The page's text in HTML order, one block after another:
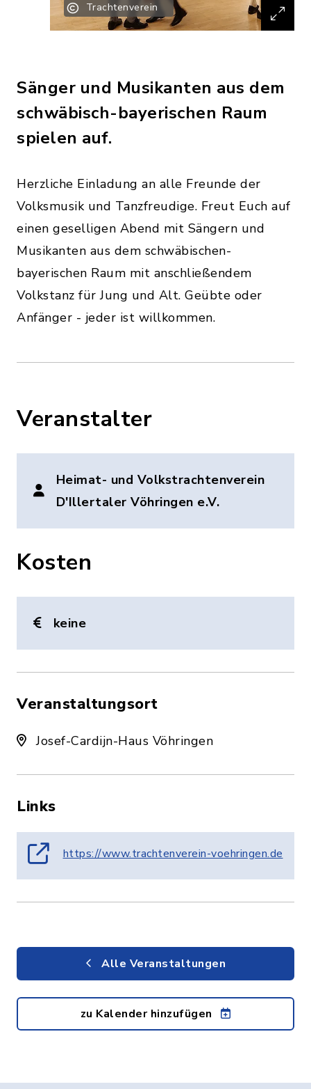
Trachtenverein
Sänger und Musikanten aus dem
schwäbisch-bayerischen Raum
spielen auf.
Herzliche Einladung an alle Freunde der
Volksmusik und Tanzfreudige. Freut Euch auf
einen geselligen Abend mit Sängern und
Musikanten aus dem schwäbischen-
bayerischen Raum mit anschließendem
Volkstanz für Jung und Alt. Geübte oder
Anfänger - jeder ist willkommen.
Veranstalter
Heimat- und Volkstrachtenverein
D'Illertaler Vöhringen e.V.
Kosten
keine
Veranstaltungsort
Josef-Cardijn-Haus Vöhringen
Links
https://www.trachtenverein-voehringen.de
Alle Veranstaltungen
zu Kalender hinzufügen